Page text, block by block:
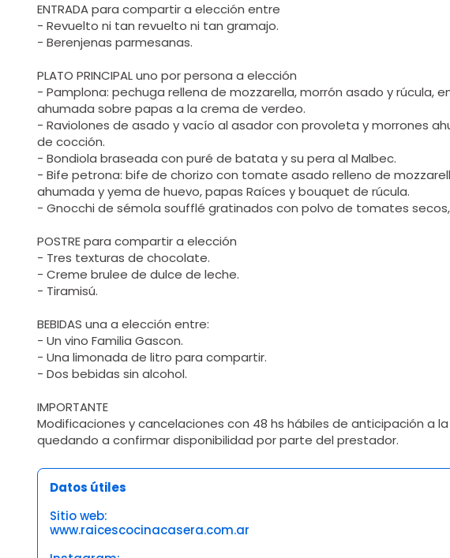
ENTRADA para compartir a elección entre
- Revuelto ni tan revuelto ni tan gramajo.
- Berenjenas parmesanas.
PLATO PRINCIPAL uno por persona a elección
- Pamplona: pechuga rellena de mozzarella, morrón asado y rúcula,
ahumada sobre papas a la crema de verdeo.
- Raviolones de asado y vacío al asador con provoleta y morrones
de cocción.
- Bondiola braseada con puré de batata y su pera al Malbec.
- Bife petrona: bife de chorizo con tomate asado relleno de
ahumada y yema de huevo, papas Raíces y bouquet de rúcula.
- Gnocchi de sémola soufflé gratinados con polvo de tomates
POSTRE para compartir a elección
- Tres texturas de chocolate.
- Creme brulee de dulce de leche.
- Tiramisú.
BEBIDAS una a elección entre:
- Un vino Familia Gascon.
- Una limonada de litro para compartir.
- Dos bebidas sin alcohol.
IMPORTANTE
Modificaciones y cancelaciones con 48 hs hábiles de anticipación a
quedando a confirmar disponibilidad por parte del prestador.
Datos útiles
Sitio web:
www.raicescocinacasera.com.ar